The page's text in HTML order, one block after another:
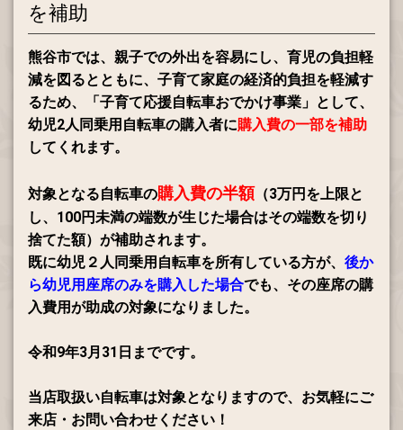
を補助
熊谷市では、親子での外出を容易にし、育児の負担軽
減を図るとともに、子育て家庭の経済的負担を軽減す
るため、「子育て応援自転車おでかけ事業」として、
幼児2人同乗用自転車の購入者に購入費の一部を補助
してくれます。
対象となる自転車の購入費の半額 （3万円を上限と
し、100円未満の端数が生じた場合はその端数を切り
捨てた額）が補助されます。
既に幼児２人同乗用自転車を所有している方が、 後か
ら幼児用座席のみを購入した場合でも、その座席の購
入費用が助成の対象になりました。
令和9年3月31日までです。
当店取扱い自転車は対象となりますので、お気軽にご
来店・お問い合わせください！